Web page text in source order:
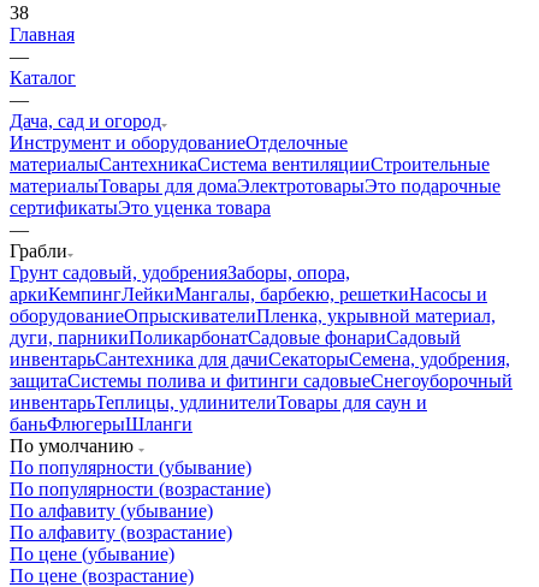
38
Главная
—
Каталог
—
Дача, сад и огород
Инструмент и оборудованиеОтделочные
материалыСантехникаСистема вентиляцииСтроительные
материалыТовары для домаЭлектротоварыЭто подарочные
сертификатыЭто уценка товара
—
Грабли
Грунт садовый, удобренияЗаборы, опора,
аркиКемпингЛейкиМангалы, барбекю, решеткиНасосы и
оборудованиеОпрыскивателиПленка, укрывной материал,
дуги, парникиПоликарбонатСадовые фонариСадовый
инвентарьСантехника для дачиСекаторыСемена, удобрения,
защитаСистемы полива и фитинги садовыеСнегоуборочный
инвентарьТеплицы, удлинителиТовары для саун и
баньФлюгерыШланги
По умолчанию
По популярности (убывание)
По популярности (возрастание)
По алфавиту (убывание)
По алфавиту (возрастание)
По цене (убывание)
По цене (возрастание)